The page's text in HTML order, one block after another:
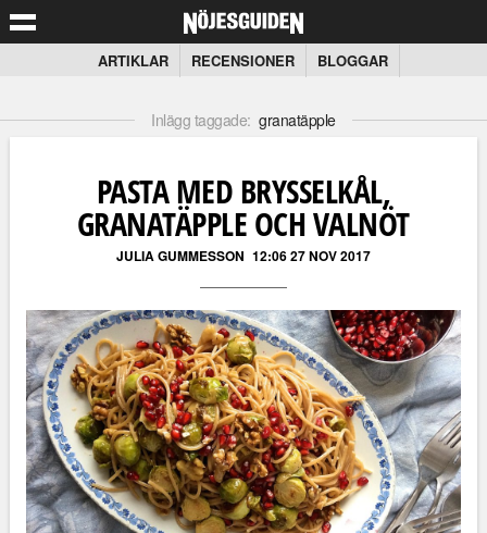
ARTIKLAR RECENSIONER BLOGGAR
Inlägg taggade: granatäpple
PASTA MED BRYSSELKÅL,
GRANATÄPPLE OCH VALNÖT
JULIA GUMMESSON 12:06 27 NOV 2017